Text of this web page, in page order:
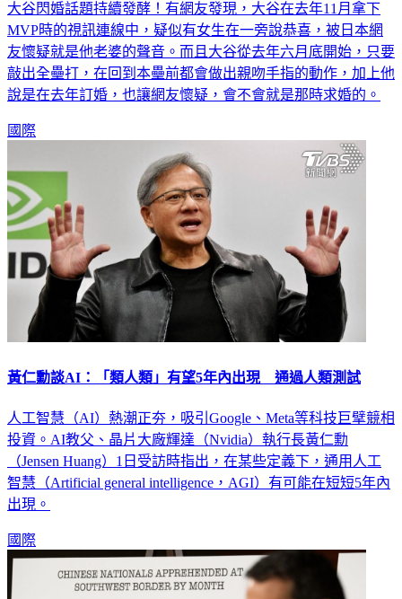
大谷閃婚話題持續發酵！有網友發現，大谷在去年11月拿下
MVP時的視訊連線中，疑似有女生在一旁說恭喜，被日本網
友懷疑就是他老婆的聲音。而且大谷從去年六月底開始，只要
敲出全壘打，在回到本壘前都會做出親吻手指的動作，加上他
說是在去年訂婚，也讓網友懷疑，會不會就是那時求婚的。
國際
黃仁勳談AI：「類人類」有望5年內出現 通過人類測試
人工智慧（AI）熱潮正夯，吸引Google、Meta等科技巨擘競相
投資。AI教父、晶片大廠輝達（Nvidia）執行長黃仁勳
（Jensen Huang）1日受訪時指出，在某些定義下，通用人工
智慧（Artificial general intelligence，AGI）有可能在短短5年內
出現。
國際